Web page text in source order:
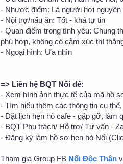
- Nhược điểm: Là người hơi nguyên
- Nội trợ/nấu ăn: Tốt - khá tự tin
- Quan điểm trong tình yêu: Chung
phù hợp, không có cảm xúc thì
- Ngoại hình: Ưa nhìn
=> Liên hệ BQT Nối để:
- Xem hình ảnh thực tế của mã hồ
- Tìm hiểu thêm các thông tin cụ
- Đặt lịch hẹn hò cafe - gặp gỡ, làm
- BQT Phụ trách/ Hỗ trợ/ Tư vấn -
- Đăng ký làm hồ sơ hẹn hò Nối
Tham gia Group FB Nối Độc Thân